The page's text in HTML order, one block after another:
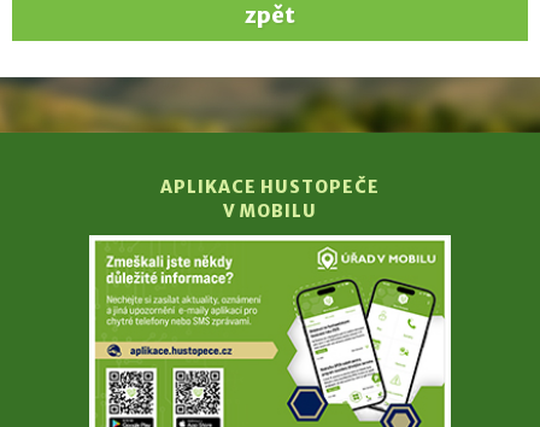
zpět
APLIKACE HUSTOPEČE
V MOBILU